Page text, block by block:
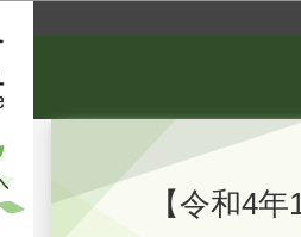
【令和4